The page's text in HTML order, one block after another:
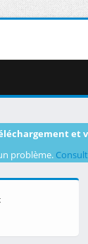
et
problème.